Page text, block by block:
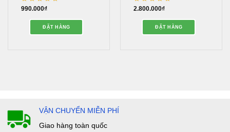
Được xếp hạng
990.000₫
ĐẶT HÀNG
Được xếp hạng
2.800.000₫
ĐẶT HÀNG
VẬN CHUYỂN MIỄN PHÍ
Giao hàng toàn quốc